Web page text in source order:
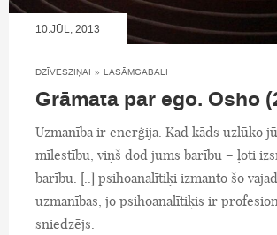
10.JŪL, 2013
DZĪVESZIŅAI » LASĀMGABALI
Grāmata par ego. Osho
Uzmanība ir enerģija. Kad kāds uzlūko
mīlestību, viņš dod jums barību – ļoti
barību. [..] psihoanalītiķi izmanto šo
uzmanības, jo psihoanalītiķis ir
sniedzējs.